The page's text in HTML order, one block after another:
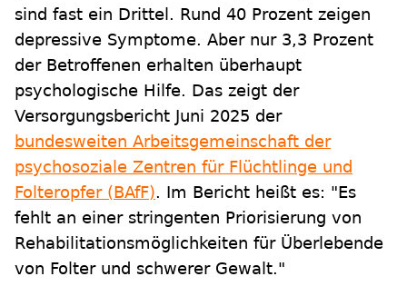
sind fast ein Drittel. Rund 40 Prozent zeigen
depressive Symptome. Aber nur 3,3 Prozent
der Betroffenen erhalten überhaupt
psychologische Hilfe. Das zeigt der
Versorgungsbericht Juni 2025 der
bundesweiten Arbeitsgemeinschaft der
psychosoziale Zentren für Flüchtlinge und
Folteropfer (BAfF). Im Bericht heißt es: "Es
fehlt an einer stringenten Priorisierung von
Rehabilitationsmöglichkeiten für Überlebende
von Folter und schwerer Gewalt."